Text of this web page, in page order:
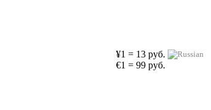
¥1 = 13 руб.
€1 = 99 руб.